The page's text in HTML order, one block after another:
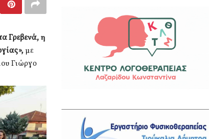
Γρεβενά, η
με
Γιώργο